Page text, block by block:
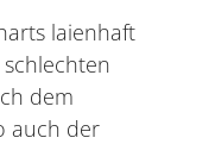
laienhaft
dem
auch der